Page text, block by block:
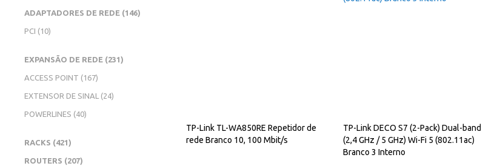
TP-Link TL-WA850RE Repetidor de
rede Branco 10, 100 Mbit/s
TP-Link DECO S7 (2-Pack) Dual-band
(2,4 GHz / 5 GHz) Wi-Fi 5 (802.11ac)
Branco 3 Interno
ADAPTADORES DE REDE 146ITENS
PCI 10ITENS
EXPANSÃO DE REDE 231ITENS
ACCESS POINT 167ITENS
EXTENSOR DE SINAL 24ITENS
POWERLINES 40ITENS
RACKS 421ITENS
ROUTERS 207ITENS